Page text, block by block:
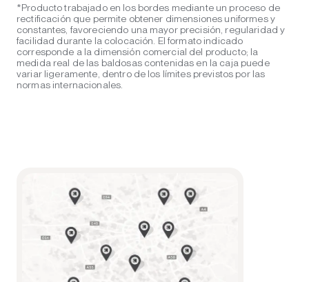
*Producto trabajado en los bordes mediante un proceso de
rectificación que permite obtener dimensiones uniformes y
constantes, favoreciendo una mayor precisión, regularidad y
facilidad durante la colocación. El formato indicado
corresponde a la dimensión comercial del producto; la
medida real de las baldosas contenidas en la caja puede
variar ligeramente, dentro de los límites previstos por las
normas internacionales.